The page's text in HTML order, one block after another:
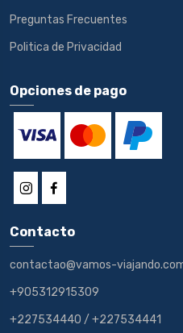
Preguntas Frecuentes
Politica de Privacidad
Opciones de pago
Contacto
contactao@vamos-
+905312915309
+227534440 / +227534441